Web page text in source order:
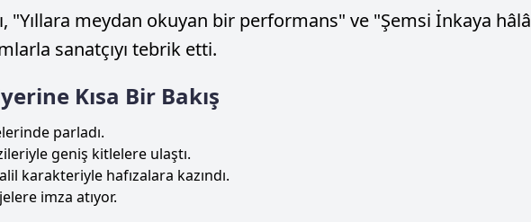
"Yıllara meydan okuyan bir performans" ve "Şemsi İnkaya hâlâ
sanatçıyı tebrik etti.
Kısa Bir Bakış
parladı.
geniş kitlelere ulaştı.
karakteriyle hafızalara kazındı.
imza atıyor.